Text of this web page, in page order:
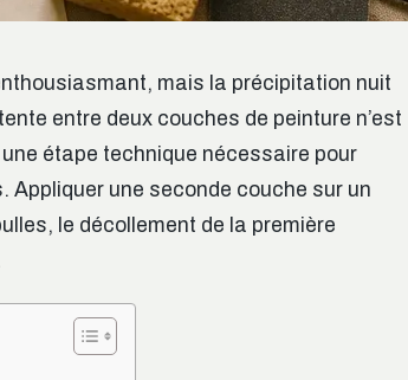
mais la précipitation nuit
entre deux couches de peinture n’est
étape technique nécessaire pour
Appliquer une seconde couche sur un
le décollement de la première